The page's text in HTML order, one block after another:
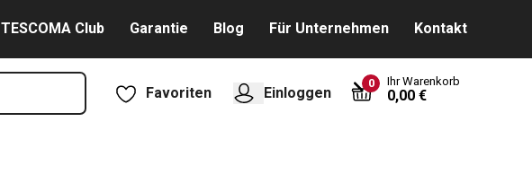
TESCOMA Club Garantie Blog Für Unternehmen Kontakt
Favoriten Einloggen
0 Ihr Warenkorb
0,00 €